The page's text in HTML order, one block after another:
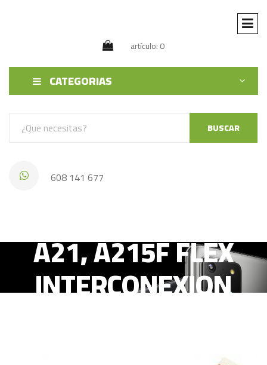
artículo: 0
CATEGORIAS
BUSCAR
608 141 677
A21, A215F FLEX
INTERCONEXION